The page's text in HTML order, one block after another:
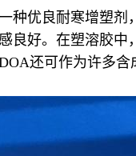
种优良耐寒增塑
良好。在塑溶胶
还可作为许多